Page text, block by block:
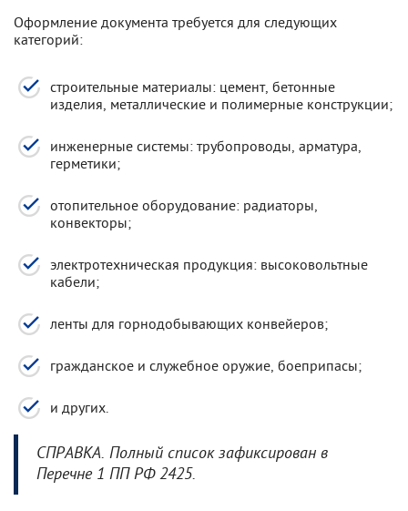
Оформление документа требуется для следующих
категорий:
строительные материалы: цемент, бетонные
изделия, металлические и полимерные конструкции;
инженерные системы: трубопроводы, арматура,
герметики;
отопительное оборудование: радиаторы,
конвекторы;
электротехническая продукция: высоковольтные
кабели;
ленты для горнодобывающих конвейеров;
гражданское и служебное оружие, боеприпасы;
и других.
СПРАВКА. Полный список зафиксирован в
Перечне 1 ПП РФ 2425.